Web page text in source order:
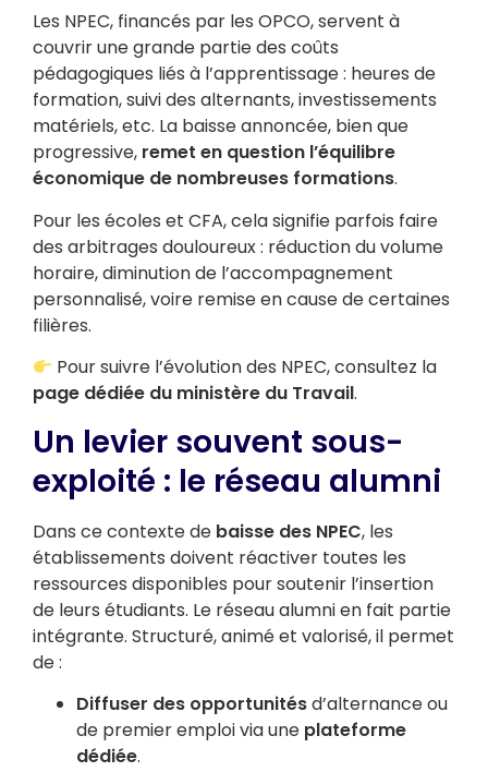
Les NPEC, financés par les OPCO, servent à
couvrir une grande partie des coûts
pédagogiques liés à l’apprentissage : heures de
formation, suivi des alternants, investissements
matériels, etc. La baisse annoncée, bien que
progressive, remet en question l’équilibre
économique de nombreuses formations.
Pour les écoles et CFA, cela signifie parfois faire
des arbitrages douloureux : réduction du volume
horaire, diminution de l’accompagnement
personnalisé, voire remise en cause de certaines
filières.
Pour suivre l’évolution des NPEC, consultez la
page dédiée du ministère du Travail.
Un levier souvent sous-
exploité : le réseau alumni
Dans ce contexte de baisse des NPEC, les
établissements doivent réactiver toutes les
ressources disponibles pour soutenir l’insertion
de leurs étudiants. Le réseau alumni en fait partie
intégrante. Structuré, animé et valorisé, il permet
de :
Diffuser des opportunitésd’alternance ou
de premier emploi via une plateforme
dédiée.